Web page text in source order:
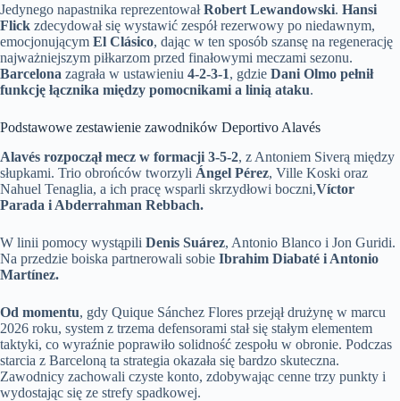
Jedynego napastnika reprezentowałRobert Lewandowski. Hansi
Flick zdecydował się wystawić zespół rezerwowy po niedawnym,
emocjonującym El Clásico, dając w ten sposób szansę na regenerację
najważniejszym piłkarzom przed finałowymi meczami sezonu.
Barcelona zagrała w ustawieniu 4-2-3-1, gdzie Dani Olmo pełnił
funkcję łącznika między pomocnikami a linią ataku.
Podstawowe zestawienie zawodników Deportivo Alavés
Alavés rozpoczął mecz w formacji 3-5-2, z Antoniem Siverą między
słupkami. Trio obrońców tworzyli Ángel Pérez, Ville Koski oraz
Nahuel Tenaglia, a ich pracę wsparli skrzydłowi boczni,Víctor
Parada i Abderrahman Rebbach.
W linii pomocy wystąpili Denis Suárez, Antonio Blanco i Jon Guridi.
Na przedzie boiska partnerowali sobie Ibrahim Diabaté i Antonio
Martínez.
Od momentu, gdy Quique Sánchez Flores przejął drużynę w marcu
2026 roku, system z trzema defensorami stał się stałym elementem
taktyki, co wyraźnie poprawiło solidność zespołu w obronie. Podczas
starcia z Barceloną ta strategia okazała się bardzo skuteczna.
Zawodnicy zachowali czyste konto, zdobywając cenne trzy punkty i
wydostając się ze strefy spadkowej.